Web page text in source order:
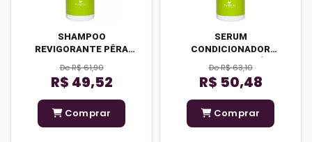
SHAMPOO
REVIGORANTE PÊRA
CUPUAÇU
De R$ 61,90
R$ 49,52
Comprar
SERUM
CONDICIONADOR
REVIGORANTE PÊRA
CUPUAÇU
De R$ 63,10
R$ 50,48
Comprar